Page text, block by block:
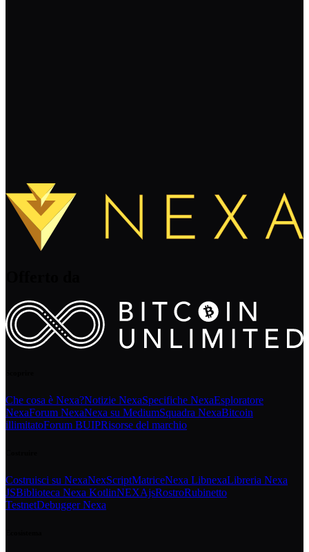
Che cosa è Nexa?Notizie NexaSpecifiche NexaEsploratore
NexaForum NexaNexa su MediumSquadra NexaBitcoin
illimitatoForum BUIPRisorse del marchio
Costruisci su NexaNexScriptMatriceNexa LibnexaLibreria Nexa
JSBiblioteca Nexa KotlinNEXAjsRostroRubinetto
TestnetDebugger Nexa